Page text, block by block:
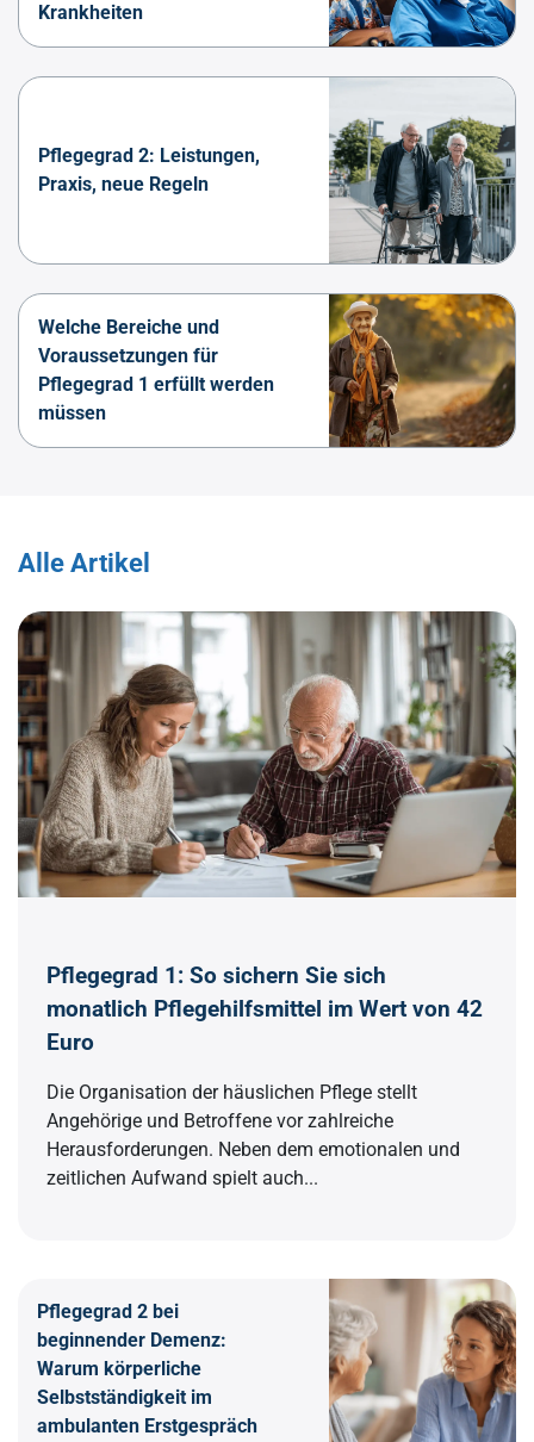
Krankheiten
Pflegegrad 2: Leistungen,
Praxis, neue Regeln
Welche Bereiche und
Voraussetzungen für
Pflegegrad 1 erfüllt werden
müssen
Alle Artikel
Pflegegrad 1: So sichern Sie sich
monatlich Pflegehilfsmittel im Wert von 42
Euro
Die Organisation der häuslichen Pflege stellt
Angehörige und Betroffene vor zahlreiche
Herausforderungen. Neben dem emotionalen und
zeitlichen Aufwand spielt auch...
Pflegegrad 2 bei
beginnender Demenz:
Warum körperliche
Selbstständigkeit im
ambulanten Erstgespräch